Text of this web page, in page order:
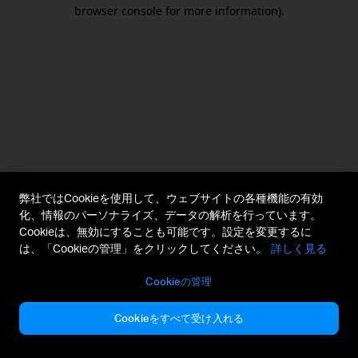
browser console for more information).
弊社ではCookieを使用して、ウェブサイトの各種機能の有効
化、情報のパーソナライズ、データの解析を行っています。
Cookieは、無効にすることも可能です。設定を変更するに
は、「Cookieの管理」をクリックしてください。
詳しく見る
Cookieの管理
Cookieをすべて受け入れる